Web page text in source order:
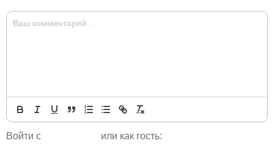
Войти с или как гость: